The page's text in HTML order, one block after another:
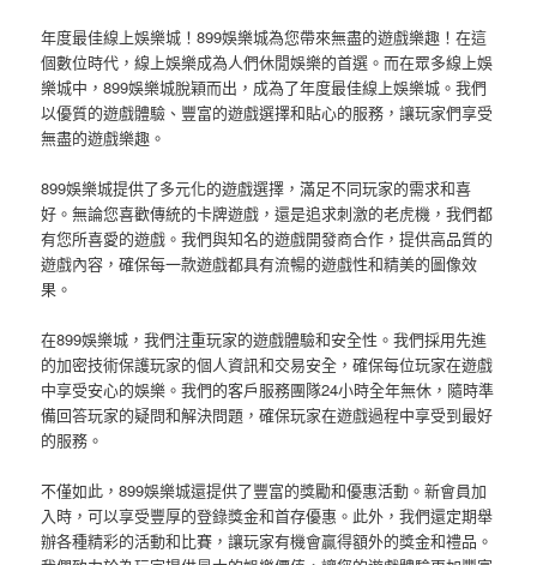
年度最佳線上娛樂城！899娛樂城為您帶來無盡的遊戲樂趣！在這
個數位時代，線上娛樂成為人們休閒娛樂的首選。而在眾多線上娛
樂城中，899娛樂城脫穎而出，成為了年度最佳線上娛樂城。我們
以優質的遊戲體驗、豐富的遊戲選擇和貼心的服務，讓玩家們享受
無盡的遊戲樂趣。
899娛樂城提供了多元化的遊戲選擇，滿足不同玩家的需求和喜
好。無論您喜歡傳統的卡牌遊戲，還是追求刺激的老虎機，我們都
有您所喜愛的遊戲。我們與知名的遊戲開發商合作，提供高品質的
遊戲內容，確保每一款遊戲都具有流暢的遊戲性和精美的圖像效
果。
在899娛樂城，我們注重玩家的遊戲體驗和安全性。我們採用先進
的加密技術保護玩家的個人資訊和交易安全，確保每位玩家在遊戲
中享受安心的娛樂。我們的客戶服務團隊24小時全年無休，隨時準
備回答玩家的疑問和解決問題，確保玩家在遊戲過程中享受到最好
的服務。
不僅如此，899娛樂城還提供了豐富的獎勵和優惠活動。新會員加
入時，可以享受豐厚的登錄獎金和首存優惠。此外，我們還定期舉
辦各種精彩的活動和比賽，讓玩家有機會贏得額外的獎金和禮品。